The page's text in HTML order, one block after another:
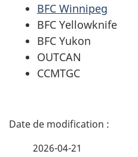
BFC Winnipeg
BFC Yellowknife
BFC Yukon
OUTCAN
CCMTGC
D
2026-04-21